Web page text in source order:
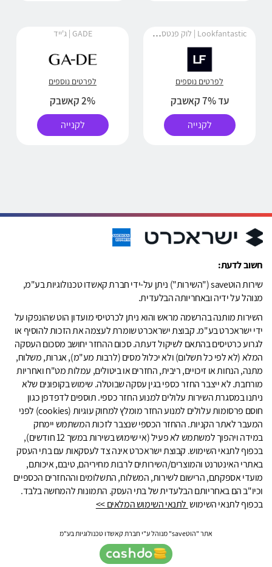
Lookfantastic | לוק פנטסטיק
לפרטים נוספים
עד 7% קאשבק
לקנייה
GADE | ג'ייד
לפרטים נוספים
2% קאשבק
לקנייה
חשוב לדעת:
שירות הוטsave ("השירות") ניתן על-ידי חברת קאשדו טכנולוגיות בע"מ,
מנוהל על ידיה ובאחריותה הבלעדית.
השירות מותנה בהרשמה מראש והוא ניתן לכרטיסי מועדון הוט שהונפקו על
ידי ישראכרט בע"מ. קבוצת ישראכרט שומרת לעצמה את הזכות להוסיף או
לגרוע כרטיסים בהתאם לשיקול דעתה. סכום ההחזר יחושב מסכום העסקה
המלא (לא לפי כל תשלום) ולא יכלול מסים (לרבות מע"מ), אגרות, משלוח,
מתנה, הנחות או זיכויים, ריבית, החזרים או ביטולים, עמלות מט"ח ואחריות
מורחבת. לא ייצבר החזר כספי בגין עסקה שבוטלה. שימוש בקופונים שלא
ניתנו במסגרת השירות עלולים למנוע החזר כספי. תוספים לדפדפן כגון
חוסם פרסומות עלולים למנוע החזר מומלץ למחוק עוגיות (cookies) לפני
המעבר לאתר הקניות. ההחזר הכספי שנצבר לזכות המשתמש יימחק
במידה ויהפוך למשתמש לא פעיל (אי שימוש בשירות במשך 12 חודשים),
בכפוף לתנאי השימוש. קבוצת ישראכרט אינה צד לעסקאות עם בתי העסק
באתרי האינטרנט והמוצרים/השירותים לרבות מחיריהם, טיבם, איכותם,
מועדי אספקתם, הרישום לשירות, המשלוח, התשלומים וההחזרים הכספיים
וכיו"ב הם באחריותם הבלעדית של בתי העסק. התמונות להמחשה בלבד.
בכפוף לתנאי השימוש לתנאי השימוש המלאים >>
אתר "הוטsave" מנוהל ע"י חברת קאשדו טכנולוגיות בע"מ